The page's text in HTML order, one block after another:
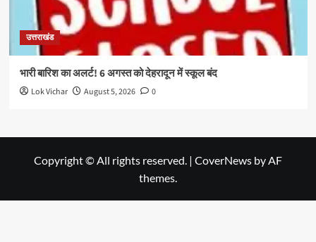
उत्तराखंड
भारी बारिश का अलर्ट! 6 अगस्त को देहरादून में स्कूल बंद
Lok Vichar August 5, 2026 0
Copyright © All rights reserved. | CoverNews by AF
themes.